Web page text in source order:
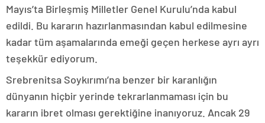
Mayıs’ta Birleşmiş Milletler Genel Kurulu’nda kabul
edildi. Bu kararın hazırlanmasından kabul edilmesine
kadar tüm aşamalarında emeği geçen herkese ayrı ayrı
teşekkür ediyorum.
Srebrenitsa Soykırımı’na benzer bir karanlığın
dünyanın hiçbir yerinde tekrarlanmaması için bu
kararın ibret olması gerektiğine inanıyoruz. Ancak 29